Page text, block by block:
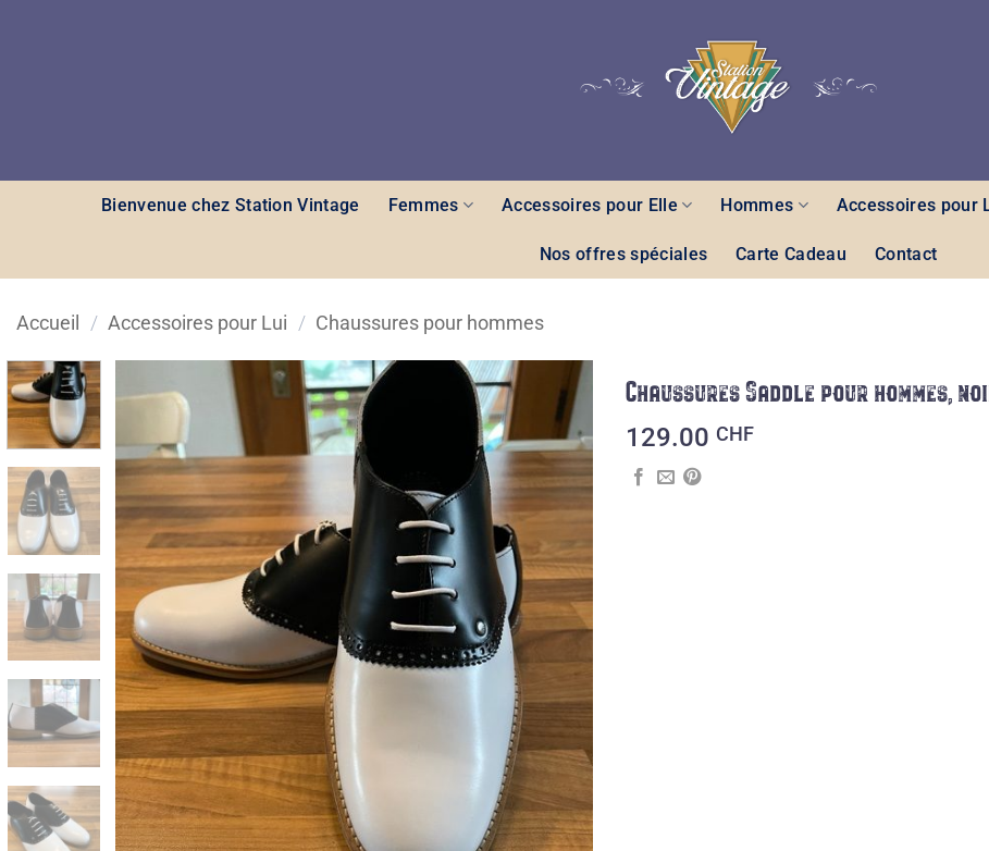
Bienvenue chez Station Vintage Femmes Accessoires pour Elle Hommes Accessoires pour
Nos offres spéciales Carte Cadeau Contact
Accueil / Accessoires pour Lui / Chaussures pour hommes
Ajouter
à la liste
des
souhaits
Chaussures Saddle pour hommes,
129.00 CHF